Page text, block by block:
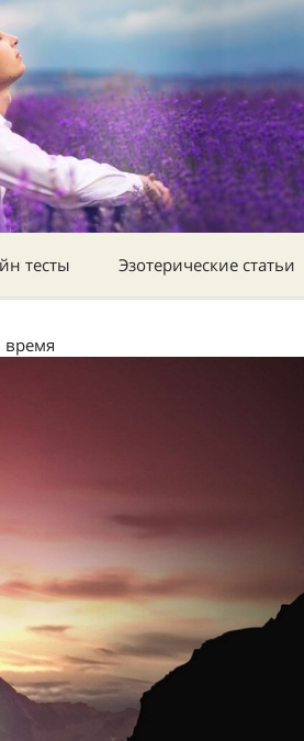
тесты Эзотерические статьи
время